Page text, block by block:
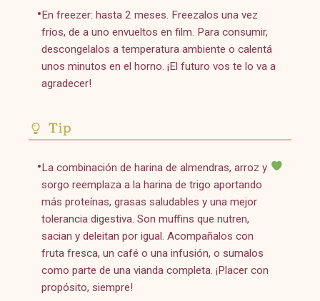
En freezer: hasta 2 meses. Freezalos una vez
fríos, de a uno envueltos en film. Para consumir,
descongelalos a temperatura ambiente o calentá
unos minutos en el horno. ¡El futuro vos te lo va a
agradecer!
Tip
La combinación de harina de almendras, arroz y
sorgo reemplaza a la harina de trigo aportando
más proteínas, grasas saludables y una mejor
tolerancia digestiva. Son muffins que nutren,
sacian y deleitan por igual. Acompañalos con
fruta fresca, un café o una infusión, o sumalos
como parte de una vianda completa. ¡Placer con
propósito, siempre!